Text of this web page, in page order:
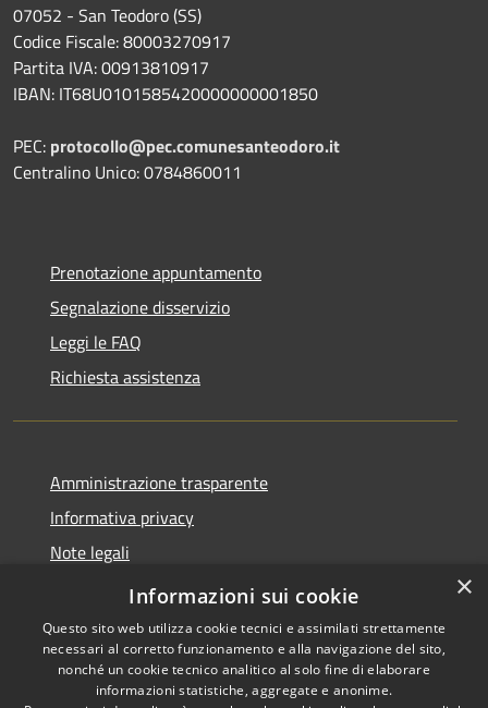
07052 - San Teodoro (SS)
Codice Fiscale: 80003270917
Partita IVA: 00913810917
IBAN: IT68U0101585420000000001850
PEC: protocollo@pec.comunesanteodoro.it
Centralino Unico: 0784860011
Prenotazione appuntamento
Segnalazione disservizio
Leggi le FAQ
Richiesta assistenza
Amministrazione trasparente
Informativa privacy
Note legali
Dichiarazione di accessibilità
Copyright © 2026 • Comune di
×
Informazioni sui cookie
Questo sito web utilizza cookie tecnici e assimilati strettamente
necessari al corretto funzionamento e alla navigazione del sito,
nonché un cookie tecnico analitico al solo fine di elaborare
informazioni statistiche, aggregate e anonime.